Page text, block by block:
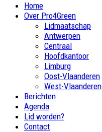
Home
Over Pro4Green
Lidmaatschap
Antwerpen
Centraal
Hoofdkantoor
Limburg
Oost-Vlaanderen
West-Vlaanderen
Berichten
Agenda
Lid worden?
Contact